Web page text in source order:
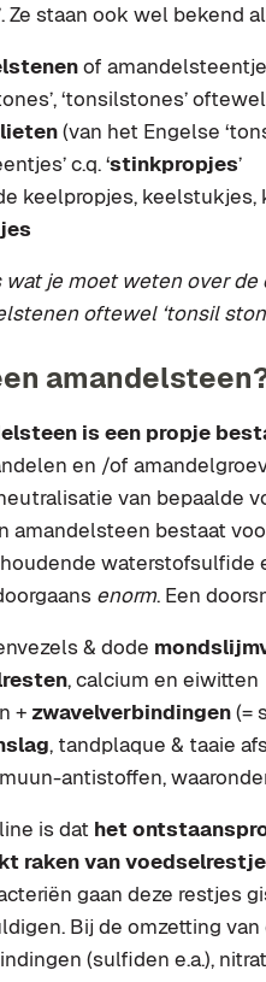
Ze staan ook wel bekend
of
‘tonsilstones’ oftewel
(van het Engelse
c.q. ‘stinkpropjes’
keelpropjes,
wat je moet weten over
oftewel ‘tonsil
is een propje
en /of
van bepaalde
amandelsteen bestaat
waterstofsulfide
enorm. Een
& dode
, calcium en eiwitten
+ zwavelverbindingen(=
, tandplaque & taaie
antistoffen,
is dat het
raken van
gaan deze restjes
Bij de omzetting
(sulfiden e.a.),